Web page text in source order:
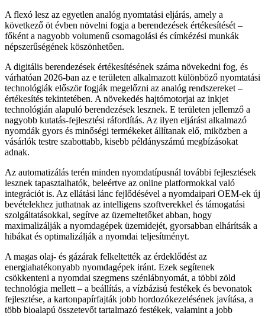
A flexó lesz az egyetlen analóg nyomtatási eljárás, amely a
következő öt évben növelni fogja a berendezések értékesítését –
főként a nagyobb volumenű csomagolási és címkézési munkák
népszerűségének köszönhetően.
A digitális berendezések értékesítésének száma növekedni fog, és
várhatóan 2026-ban az e területen alkalmazott különböző nyomtatási
technológiák először fogják megelőzni az analóg rendszereket –
értékesítés tekintetében. A növekedés hajtómotorjai az inkjet
technológián alapuló berendezések lesznek. E területen jellemző a
nagyobb kutatás-fejlesztési ráfordítás. Az ilyen eljárást alkalmazó
nyomdák gyors és minőségi termékeket állítanak elő, miközben a
vásárlók testre szabottabb, kisebb példányszámú megbízásokat
adnak.
Az automatizálás terén minden nyomdatípusnál további fejlesztések
lesznek tapasztalhatók, beleértve az online platformokkal való
integrációt is. Az ellátási lánc fejlődésével a nyomdaipari OEM-ek új
bevételekhez juthatnak az intelligens szoftverekkel és támogatási
szolgáltatásokkal, segítve az üzemeltetőket abban, hogy
maximalizálják a nyomdagépek üzemidejét, gyorsabban elhárítsák a
hibákat és optimalizálják a nyomdai teljesítményt.
A magas olaj- és gázárak felkeltették az érdeklődést az
energiahatékonyabb nyomdagépek iránt. Ezek segítenek
csökkenteni a nyomdai szegmens szénlábnyomát, a többi zöld
technológia mellett – a beállítás, a vízbázisú festékek és bevonatok
fejlesztése, a kartonpapírfajták jobb hordozókezelésének javítása, a
több bioalapú összetevőt tartalmazó festékek, valamint a jobb